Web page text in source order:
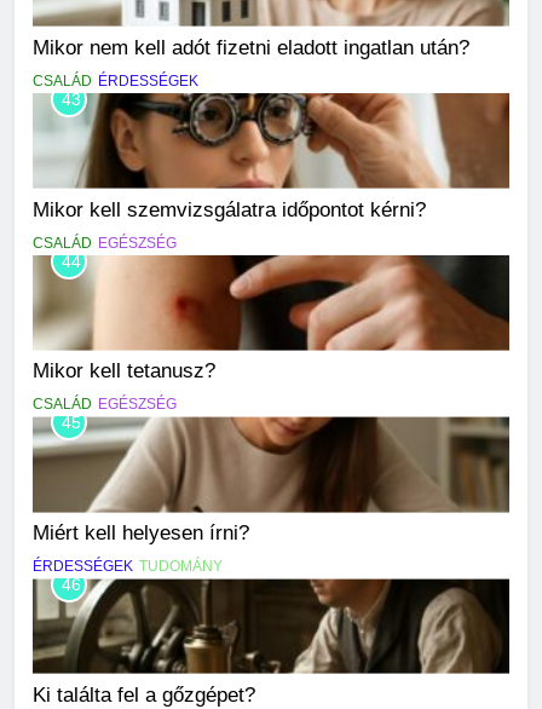
Mikor nem kell adót fizetni eladott ingatlan után?
CSALÁD ÉRDESSÉGEK
43
Mikor kell szemvizsgálatra időpontot kérni?
CSALÁD EGÉSZSÉG
44
Mikor kell tetanusz?
CSALÁD EGÉSZSÉG
45
Miért kell helyesen írni?
ÉRDESSÉGEK TUDOMÁNY
46
Ki találta fel a gőzgépet?